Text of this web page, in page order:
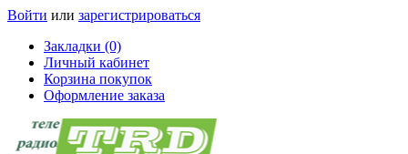
Войти или зарегистрироваться
Закладки (0)
Личный кабинет
Корзина покупок
Оформление заказа